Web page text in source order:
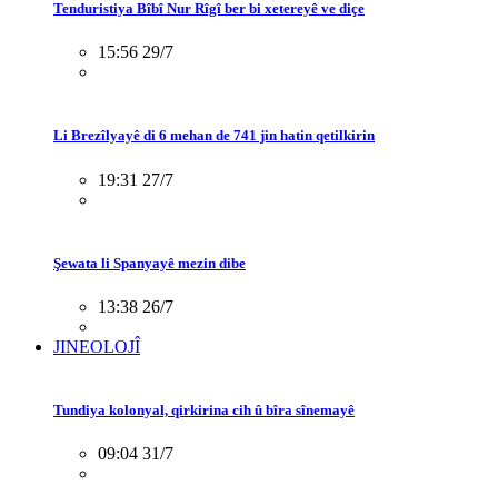
Tenduristiya Bîbî Nur Rîgî ber bi xetereyê ve diçe
15:56 29/7
Li Brezîlyayê di 6 mehan de 741 jin hatin qetilkirin
19:31 27/7
Şewata li Spanyayê mezin dibe
13:38 26/7
JINEOLOJÎ
Tundiya kolonyal, qirkirina cih û bîra sînemayê
09:04 31/7